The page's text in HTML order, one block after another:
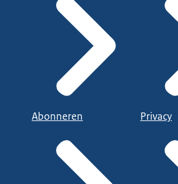
Abonneren Privacy